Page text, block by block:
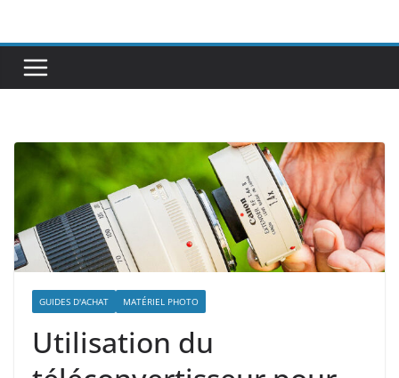
contenu
GUIDES D'ACHAT MATÉRIEL PHOTO
Utilisation du